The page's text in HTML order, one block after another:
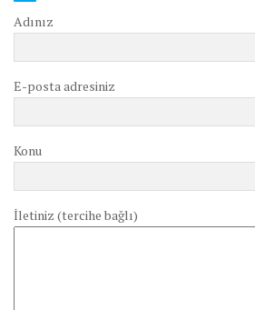
Adınız
E-posta adresiniz
Konu
İletiniz (tercihe bağlı)